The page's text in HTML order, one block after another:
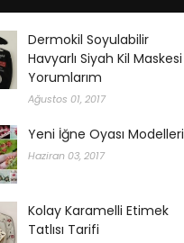
Dermokil Soyulabilir
Havyarlı Siyah Kil Maskesi
Yorumlarım
Ağustos 01, 2017
Yeni İğne Oyası Modelleri
Haziran 03, 2017
Kolay Karamelli Etimek
Tatlısı Tarifi